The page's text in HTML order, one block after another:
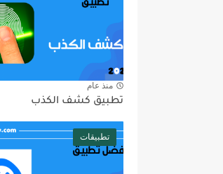
منذ عام
تطبيق كشف الكذب
تطبيقات